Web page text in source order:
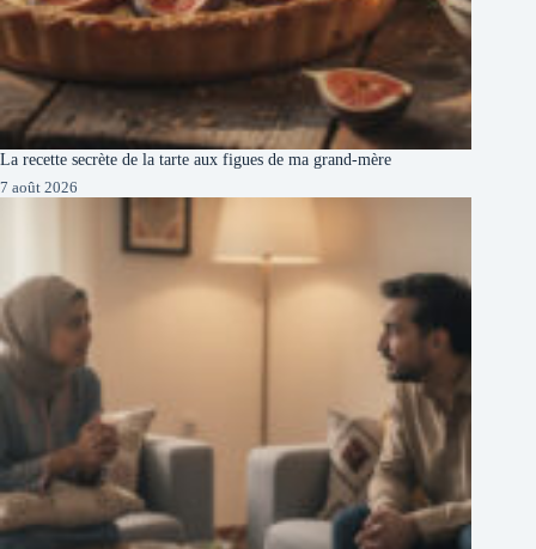
La recette secrète de la tarte aux figues de ma grand-mère
7 août 2026